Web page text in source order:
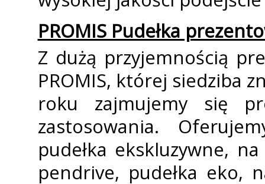
PROMIS Pudełka
Z dużą przyjemnością
PROMIS, której siedziba
roku zajmujemy się
zastosowania.
pudełka ekskluzywne,
pendrive, pudełka eko,